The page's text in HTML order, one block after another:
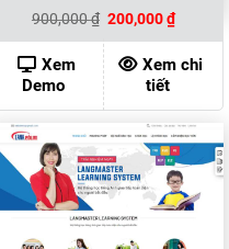
900,000₫ Giá
là:
900,000 ₫.
200,000₫Giá
hiện
tại
là:
Xem
Demo
Xem chi
tiết